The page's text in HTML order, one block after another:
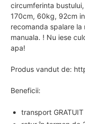
circumferinta
170cm, 60kg, 92cm
recomanda spalare
manuala. ! Nu iese
apa!
Produs vandut de:
Beneficii:
transport